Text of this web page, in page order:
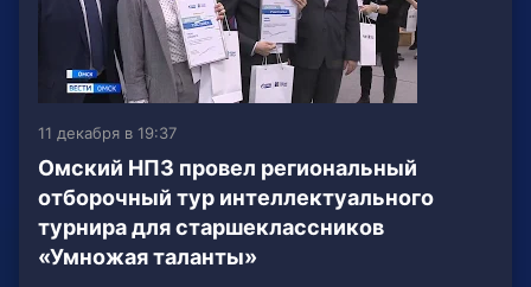
11 декабря в 19:37
Омский НПЗ провел региональный
отборочный тур интеллектуального
турнира для старшеклассников
«Умножая таланты»